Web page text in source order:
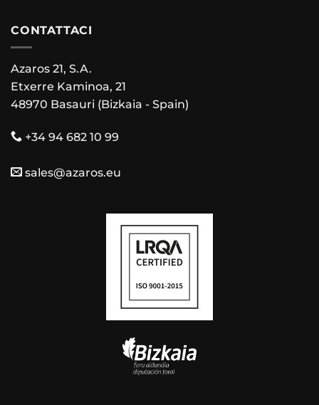
CONTATTACI
Azaros 21, S.A.
Etxerre Kaminoa, 21
48970 Basauri (Bizkaia - Spain)
+34 94 682 10 99
sales@azaros.eu